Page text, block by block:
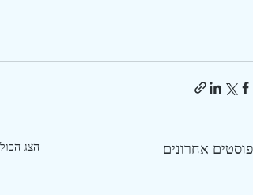
פוסטים אחרונים הצג הכול